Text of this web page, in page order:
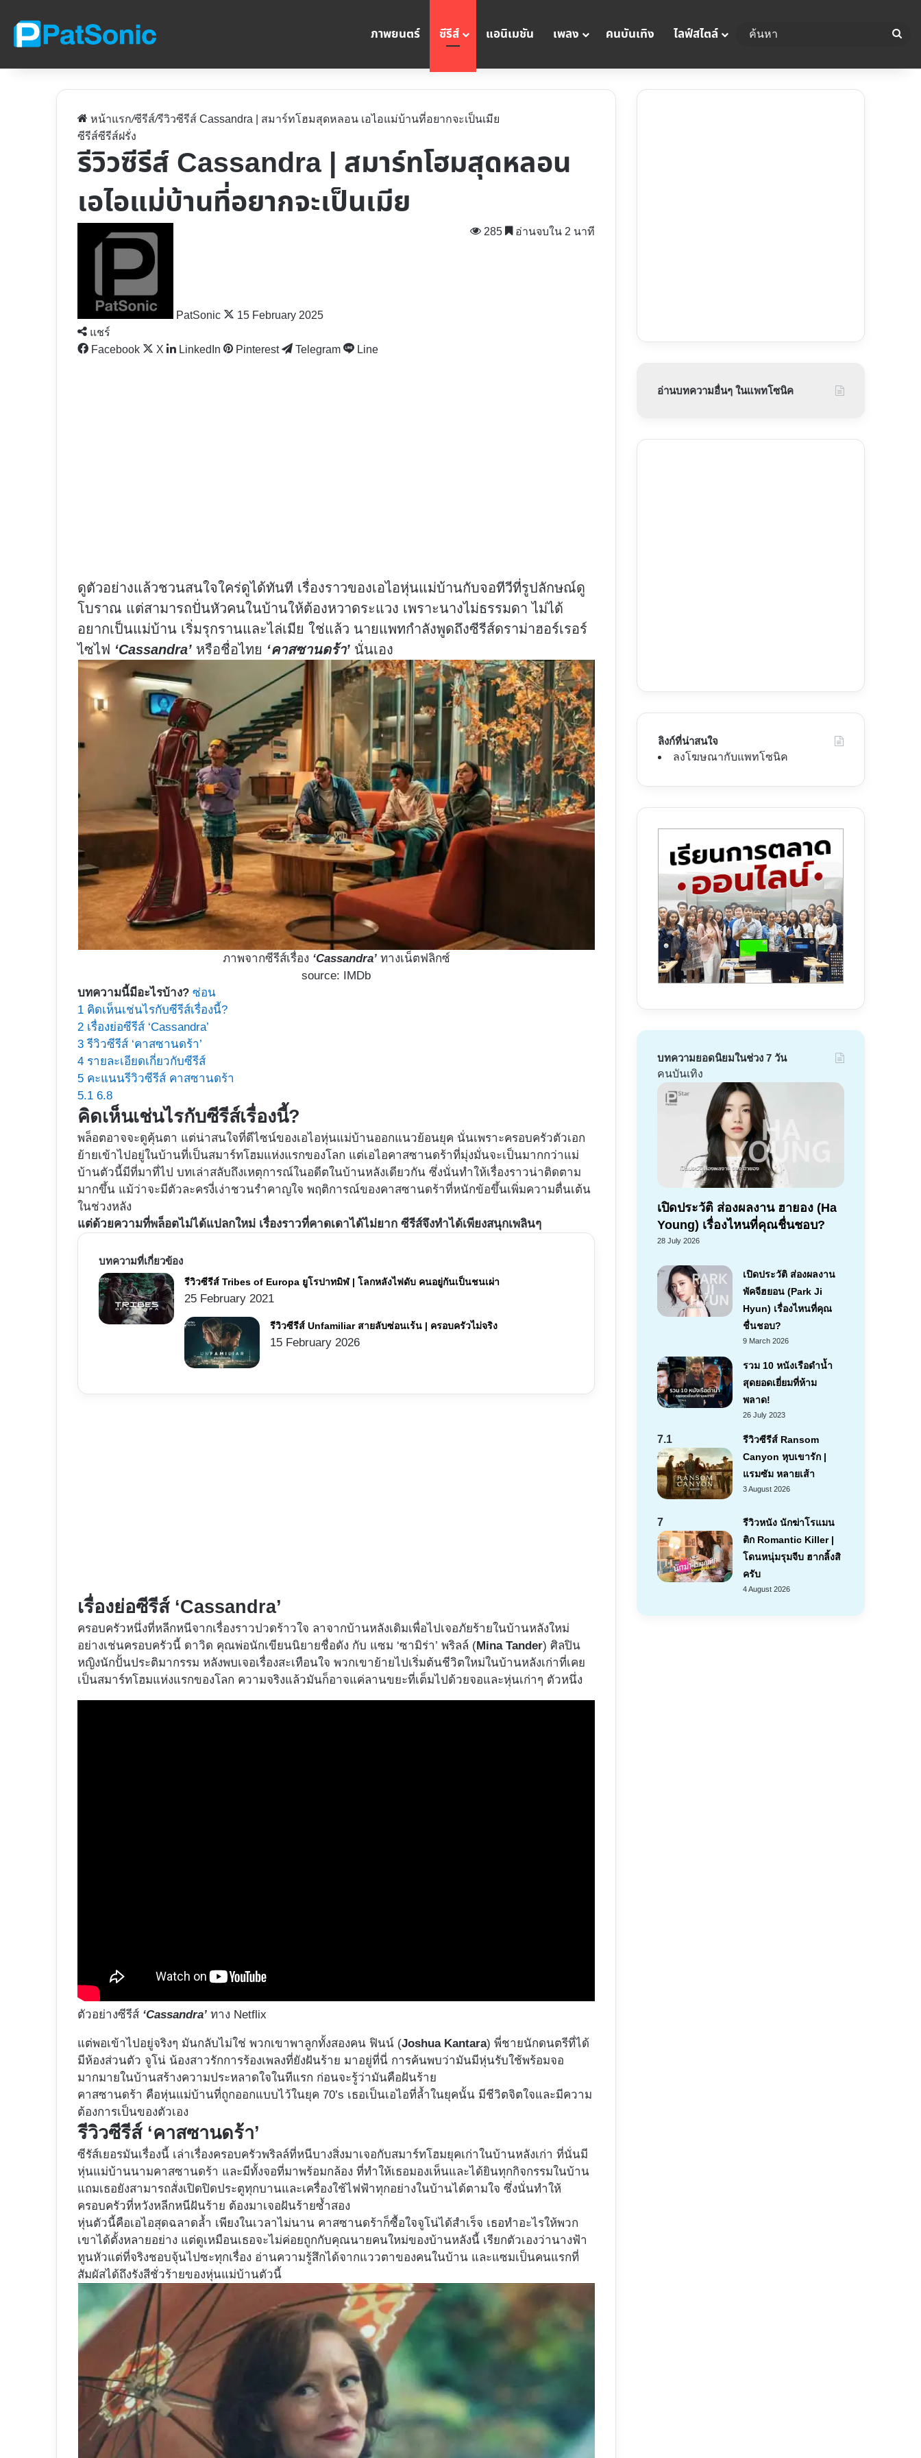
ภาพยนตร์ ซีรีส์ แอนิเมชัน เพลง คนบันเทิง ไลฟ์สไตล์
หน้าแรก/ซีรีส์/รีวิวซีรีส์ Cassandra | สมาร์ทโฮมสุดหลอน เอไอแม่บ้านที่อยากจะเป็นเมีย
ซีรีส์ซีรีส์ฝรั่ง
รีวิวซีรีส์ Cassandra | สมาร์ทโฮมสุดหลอน
เอไอแม่บ้านที่อยากจะเป็นเมีย
PatSonic 15 February 2025
285 อ่านจบใน 2 นาที
แชร์
Facebook
X LinkedIn Pinterest Telegram Line
ดูตัวอย่างแล้วชวนสนใจใคร่ดูได้ทันที เรื่องราวของเอไอหุ่นแม่บ้านกับจอทีวีที่รูปลักษณ์ดู
โบราณ แต่สามารถปั่นหัวคนในบ้านให้ต้องหวาดระแวง เพราะนางไม่ธรรมดา ไม่ได้
อยากเป็นแม่บ้าน เริ่มรุกรานและไล่เมีย ใช่แล้ว นายแพทกำลังพูดถึงซีรีส์ดราม่าฮอร์เรอร์
ไซไฟ ‘Cassandra’ หรือชื่อไทย ‘คาสซานดร้า’ นั่นเอง
ภาพจากซีรีส์เรื่อง ‘Cassandra’ทางเน็ตฟลิกซ์
source: IMDb
บทความนี้มีอะไรบ้าง? ซ่อน
1 คิดเห็นเช่นไรกับซีรีส์เรื่องนี้?
2 เรื่องย่อซีรีส์ ‘Cassandra’
3 รีวิวซีรีส์ ‘คาสซานดร้า’
4 รายละเอียดเกี่ยวกับซีรีส์
5 คะแนนรีวิวซีรีส์ คาสซานดร้า
5.1 6.8
คิดเห็นเช่นไรกับซีรีส์เรื่องนี้?
พล็อตอาจจะดูคุ้นตา แต่น่าสนใจที่ดีไซน์ของเอไอหุ่นแม่บ้านออกแนวย้อนยุค นั่นเพราะครอบครัวตัวเอก
ย้ายเข้าไปอยู่ในบ้านที่เป็นสมาร์ทโฮมแห่งแรกของโลก แต่เอไอคาสซานดร้าที่มุ่งมั่นจะเป็นมากกว่าแม่
บ้านตัวนี้มีที่มาที่ไป บทเล่าสลับถึงเหตุการณ์ในอดีตในบ้านหลังเดียวกัน ซึ่งนั่นทำให้เรื่องราวน่าติดตาม
มากขึ้น แม้ว่าจะมีตัวละครงี่เง่าชวนรำคาญใจ พฤติการณ์ของคาสซานดร้าที่หนักข้อขึ้นเพิ่มความตื่นเต้น
ในช่วงหลัง
แต่ด้วยความที่พล็อตไม่ได้แปลกใหม่ เรื่องราวที่คาดเดาได้ไม่ยาก ซีรีส์จึงทำได้เพียงสนุกเพลินๆ
บทความที่เกี่ยวข้อง
รีวิวซีรีส์ Tribes of Europa ยูโรปาทมิฬ | โลกหลังไฟดับ คนอยู่กันเป็นชนเผ่า
25 February 2021
รีวิวซีรีส์ Unfamiliar สายลับซ่อนเร้น | ครอบครัวไม่จริง
15 February 2026
เรื่องย่อซีรีส์ ‘Cassandra’
ครอบครัวหนึ่งที่หลีกหนีจากเรื่องราวปวดร้าวใจ ลาจากบ้านหลังเดิมเพื่อไปเจอภัยร้ายในบ้านหลังใหม่
อย่างเช่นครอบครัวนี้ ดาวิด คุณพ่อนักเขียนนิยายชื่อดัง กับ แซม ‘ซามิร่า’ พริลล์ (Mina Tander) ศิลปิน
หญิงนักปั้นประติมากรรม หลังพบเจอเรื่องสะเทือนใจ พวกเขาย้ายไปเริ่มต้นชีวิตใหม่ในบ้านหลังเก่าที่เคย
เป็นสมาร์ทโฮมแห่งแรกของโลก ความจริงแล้วมันก็อาจแค่ลานขยะที่เต็มไปด้วยจอและหุ่นเก่าๆ ตัวหนึ่ง
ตัวอย่างซีรีส์ ‘Cassandra’ ทาง Netflix
แต่พอเข้าไปอยู่จริงๆ มันกลับไม่ใช่ พวกเขาพาลูกทั้งสองคน ฟินน์ (Joshua Kantara) พี่ชายนักดนตรีที่ได้
มีห้องส่วนตัว จูโน่ น้องสาวรักการร้องเพลงที่ยังฝันร้าย มาอยู่ที่นี่ การค้นพบว่ามันมีหุ่นรับใช้พร้อมจอ
มากมายในบ้านสร้างความประหลาดใจในทีแรก ก่อนจะรู้ว่ามันคือฝันร้าย
คาสซานดร้า คือหุ่นแม่บ้านที่ถูกออกแบบไว้ในยุค 70’s เธอเป็นเอไอที่ล้ำในยุคนั้น มีชีวิตจิตใจและมีความ
ต้องการเป็นของตัวเอง
รีวิวซีรีส์ ‘คาสซานดร้า’
ซีรัส์เยอรมันเรื่องนี้ เล่าเรื่องครอบครัวพริลล์ที่หนีบางสิ่งมาเจอกับสมาร์ทโฮมยุคเก่าในบ้านหลังเก่า ที่นั่นมี
หุ่นแม่บ้านนามคาสซานดร้า และมีทั้งจอที่มาพร้อมกล้อง ที่ทำให้เธอมองเห็นและได้ยินทุกกิจกรรมในบ้าน
แถมเธอยังสามารถสั่งเปิดปิดประตูทุกบานและเครื่องใช้ไฟฟ้าทุกอย่างในบ้านได้ตามใจ ซึ่งนั่นทำให้
ครอบครัวที่หวังหลีกหนีฝันร้าย ต้องมาเจอฝันร้ายซ้ำสอง
หุ่นตัวนี้คือเอไอสุดฉลาดล้ำ เพียงในเวลาไม่นาน คาสซานดร้าก็ซื้อใจจูโน่ได้สำเร็จ เธอทำอะไรให้พวก
เขาได้ตั้งหลายอย่าง แต่ดูเหมือนเธอจะไม่ค่อยถูกกับคุณนายคนใหม่ของบ้านหลังนี้ เรียกตัวเองว่านางฟ้า
ทูนหัวแต่ที่จริงชอบจุ้นไปซะทุกเรื่อง อ่านความรู้สึกได้จากแววตาของคนในบ้าน และแซมเป็นคนแรกที่
สัมผัสได้ถึงรังสีชั่วร้ายของหุ่นแม่บ้านตัวนี้
อ่านบทความอื่นๆ ในแพทโซนิค
ลิงก์ที่น่าสนใจ
ลงโฆษณากับแพทโซนิค
บทความยอดนิยมในช่วง 7 วัน
คนบันเทิง
เปิดประวัติ ส่องผลงาน ฮายอง (Ha
Young) เรื่องไหนที่คุณชื่นชอบ?
28 July 2026
เปิดประวัติ ส่องผลงาน
พัคจีฮยอน (Park Ji
Hyun) เรื่องไหนที่คุณ
ชื่นชอบ?
9 March 2026
รวม 10 หนังเรือดำน้ำ
สุดยอดเยี่ยมที่ห้าม
พลาด!
26 July 2023
7.1
รีวิวซีรีส์ Ransom
Canyon หุบเขารัก |
แรมซัม หลายเส้า
3 August 2026
7
รีวิวหนัง นักฆ่าโรแมน
ติก Romantic Killer |
โดนหนุ่มรุมจีบ ฮากลิ้งสิ
ครับ
4 August 2026